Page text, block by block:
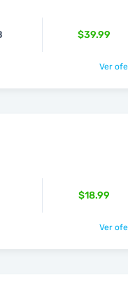
$39.99
Ver
$18.99
Ver